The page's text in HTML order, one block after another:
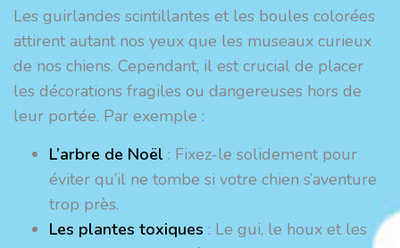
Les guirlandes scintillantes et les boules colorées
attirent autant nos yeux que les museaux curieux
de nos chiens. Cependant, il est crucial de placer
les décorations fragiles ou dangereuses hors de
leur portée. Par exemple :
L’arbre de Noël : Fixez-le solidement pour
éviter qu’il ne tombe si votre chien s’aventure
trop près.
Les plantes toxiques : Le gui, le houx et les